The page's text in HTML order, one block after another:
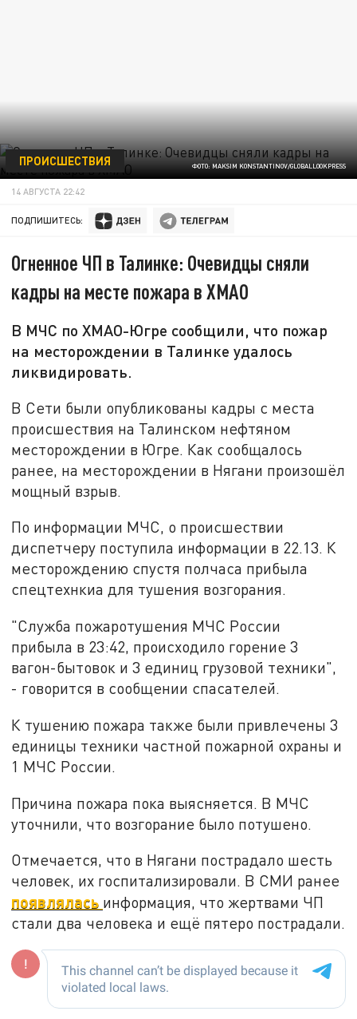
ФОТО: MAKSIM KONSTANTINOV/GLOBALLOOKPRESS
ПРОИСШЕСТВИЯ
14 АВГУСТА 22:42
ПОДПИШИТЕСЬ:
Огненное ЧП в Талинке: Очевидцы сняли
кадры на месте пожара в ХМАО
В МЧС по ХМАО-Югре сообщили, что пожар
на месторождении в Талинке удалось
ликвидировать.
В Сети были опубликованы кадры с места
происшествия на Талинском нефтяном
месторождении в Югре. Как сообщалось
ранее, на месторождении в Нягани произошёл
мощный взрыв.
По информации МЧС, о происшествии
диспетчеру поступила информации в 22.13. К
месторождению спустя полчаса прибыла
спецтехнкиа для тушения возгорания.
"Служба пожаротушения МЧС России
прибыла в 23:42, происходило горение 3
вагон-бытовок и 3 единиц грузовой техники",
- говорится в сообщении спасателей.
К тушению пожара также были привлечены 3
единицы техники частной пожарной охраны и
1 МЧС России.
Причина пожара пока выясняется. В МЧС
уточнили, что возгорание было потушено.
Отмечается, что в Нягани пострадало шесть
человек, их госпитализировали. В СМИ ранее
появлялась информация, что жертвами ЧП
стали два человека и ещё пятеро пострадали.